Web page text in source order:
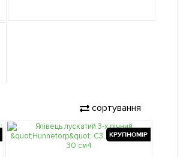
сортування
КРУПНОМІР